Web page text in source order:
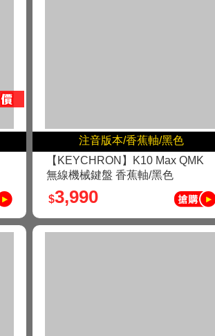
注音版本/香蕉軸/黑色
【KEYCHRON】K10 Max QMK
無線機械鍵盤 香蕉軸/黑色
$3,990